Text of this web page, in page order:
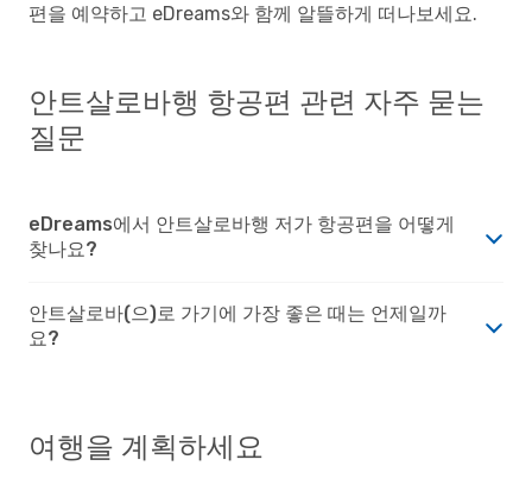
편을 예약하고 eDreams와 함께 알뜰하게 떠나보세요.
안트살로바행 항공편 관련 자주 묻는
질문
eDreams에서 안트살로바행 저가 항공편을 어떻게
찾나요?
안트살로바(으)로 가기에 가장 좋은 때는 언제일까
요?
여행을 계획하세요